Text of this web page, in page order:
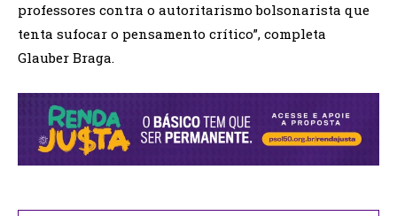
professores contra o autoritarismo bolsonarista que
tenta sufocar o pensamento crítico”, completa
Glauber Braga.